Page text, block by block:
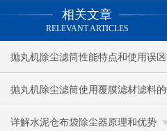
相关文章
RELEVANT ARTICLES
抛丸机除尘滤筒性能特点和使用误区
抛丸机除尘滤筒使用覆膜滤材滤料的
优点
详解水泥仓布袋除尘器原理和优势